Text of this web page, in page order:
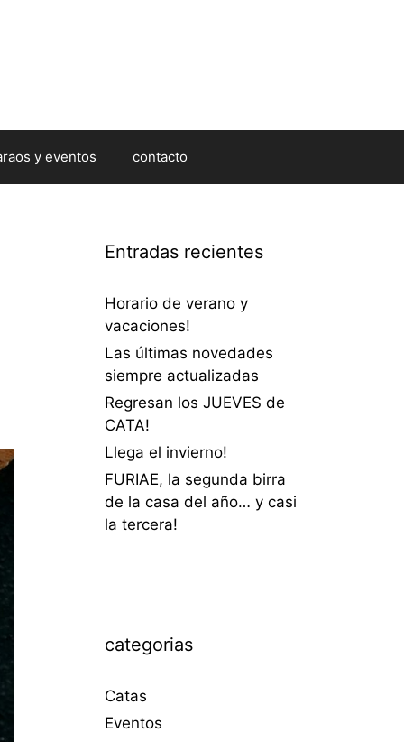
y eventos contacto
Entradas recientes
Horario de verano y
vacaciones!
Las últimas novedades
siempre actualizadas
Regresan los JUEVES de
CATA!
Llega el invierno!
FURIAE, la segunda birra
de la casa del año… y casi
la tercera!
categorias
Catas
Eventos